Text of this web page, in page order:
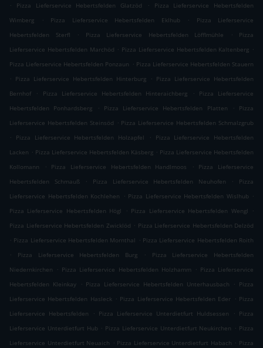
.
Pizza Lieferservice Hebertsfelden Glatzöd .
Pizza Lieferservice Hebertsfelden
Wimberg
. Pizza Lieferservice Hebertsfelden Eklhub .
Pizza Lieferservice
Hebertsfelden Sterfl
. Pizza Lieferservice Hebertsfelden Löfflmühle .
Pizza
Lieferservice Hebertsfelden Marchöd . Pizza Lieferservice Hebertsfelden Kaltenberg .
Pizza Lieferservice Hebertsfelden Ponzaun . Pizza Lieferservice Hebertsfelden Stauern
. Pizza Lieferservice Hebertsfelden Hinterburg . Pizza Lieferservice Hebertsfelden
Bernhof
. Pizza Lieferservice Hebertsfelden Hinteraichberg .
Pizza Lieferservice
Hebertsfelden Ponhardsberg
. Pizza Lieferservice Hebertsfelden Platten .
Pizza
Lieferservice Hebertsfelden Steinsöd . Pizza Lieferservice Hebertsfelden Schmalzgrub
.
Pizza Lieferservice Hebertsfelden Holzapfel .
Pizza Lieferservice Hebertsfelden
Lacken . Pizza Lieferservice Hebertsfelden Käsberg . Pizza Lieferservice Hebertsfelden
Kollomann
. Pizza Lieferservice Hebertsfelden Handlmoos .
Pizza Lieferservice
Hebertsfelden Schmauß
. Pizza Lieferservice Hebertsfelden Neuhofen .
Pizza
Lieferservice Hebertsfelden Kochlehen
. Pizza Lieferservice Hebertsfelden Wislhub .
Pizza Lieferservice Hebertsfelden Högl
. Pizza Lieferservice Hebertsfelden Wengl
.
Pizza Lieferservice Hebertsfelden Zwicklöd . Pizza Lieferservice Hebertsfelden Delzöd
. Pizza Lieferservice Hebertsfelden Mornthal . Pizza Lieferservice Hebertsfelden Roith
.
Pizza Lieferservice Hebertsfelden Burg .
Pizza Lieferservice Hebertsfelden
Niedernkirchen
. Pizza Lieferservice Hebertsfelden Holzhamm . Pizza Lieferservice
Hebertsfelden Kleinkay
. Pizza Lieferservice Hebertsfelden Unterhausbach . Pizza
Lieferservice Hebertsfelden Hasleck . Pizza Lieferservice Hebertsfelden Eder . Pizza
Lieferservice Hebertsfelden
. Pizza Lieferservice Unterdietfurt Huldsessen . Pizza
Lieferservice Unterdietfurt Hub . Pizza Lieferservice Unterdietfurt Neukirchen . Pizza
Lieferservice Unterdietfurt Neuaich . Pizza Lieferservice Unterdietfurt Habach . Pizza